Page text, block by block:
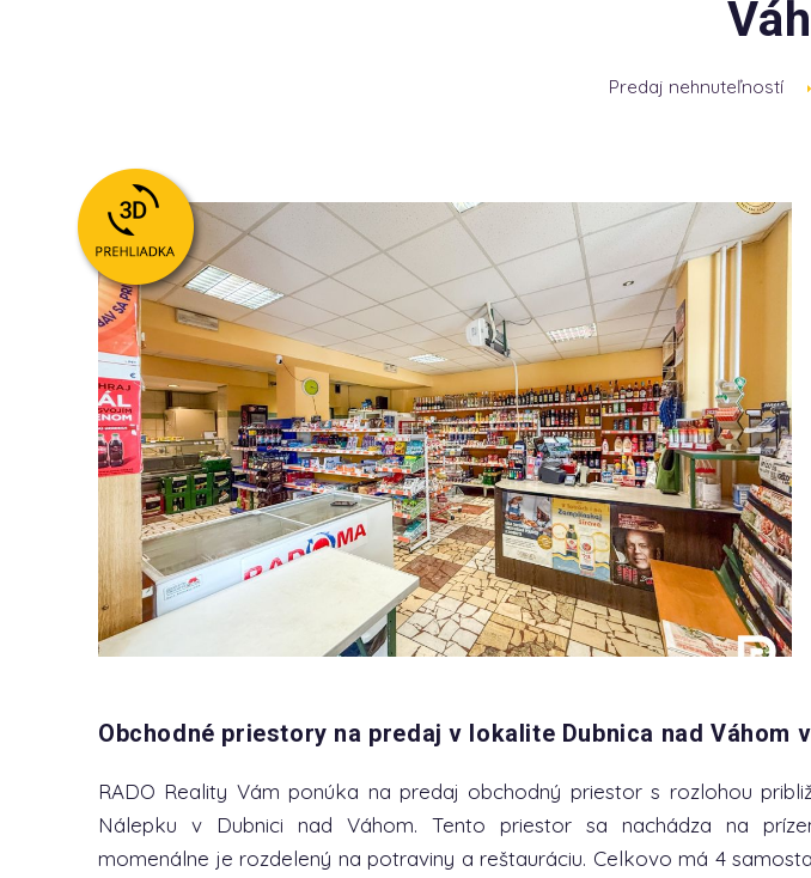
Predaj nehnuteľností
Obchodné priestory na predaj v lokalite Dubnica nad Váhom
RADO Reality Vám ponúka na predaj obchodný priestor s rozlohou
Nálepku v Dubnici nad Váhom. Tento priestor sa nachádza na
momenálne je rozdelený na potraviny a reštauráciu. Celkovo má 4